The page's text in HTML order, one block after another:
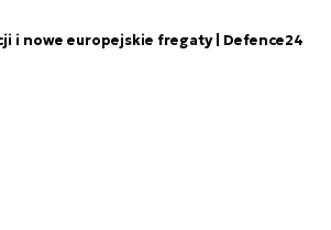
i nowe europejskie fregaty | Defence24